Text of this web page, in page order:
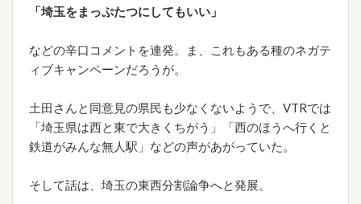
「埼玉をまっぷたつにしてもいい」
などの辛口コメントを連発。ま、これもある種のネガテ
ィブキャンペーンだろうが。
土田さんと同意見の県民も少なくないようで、VTRでは
「埼玉県は西と東で大きくちがう」「西のほうへ行くと
鉄道がみんな無人駅」などの声があがっていた。
そして話は、埼玉の東西分割論争へと発展。